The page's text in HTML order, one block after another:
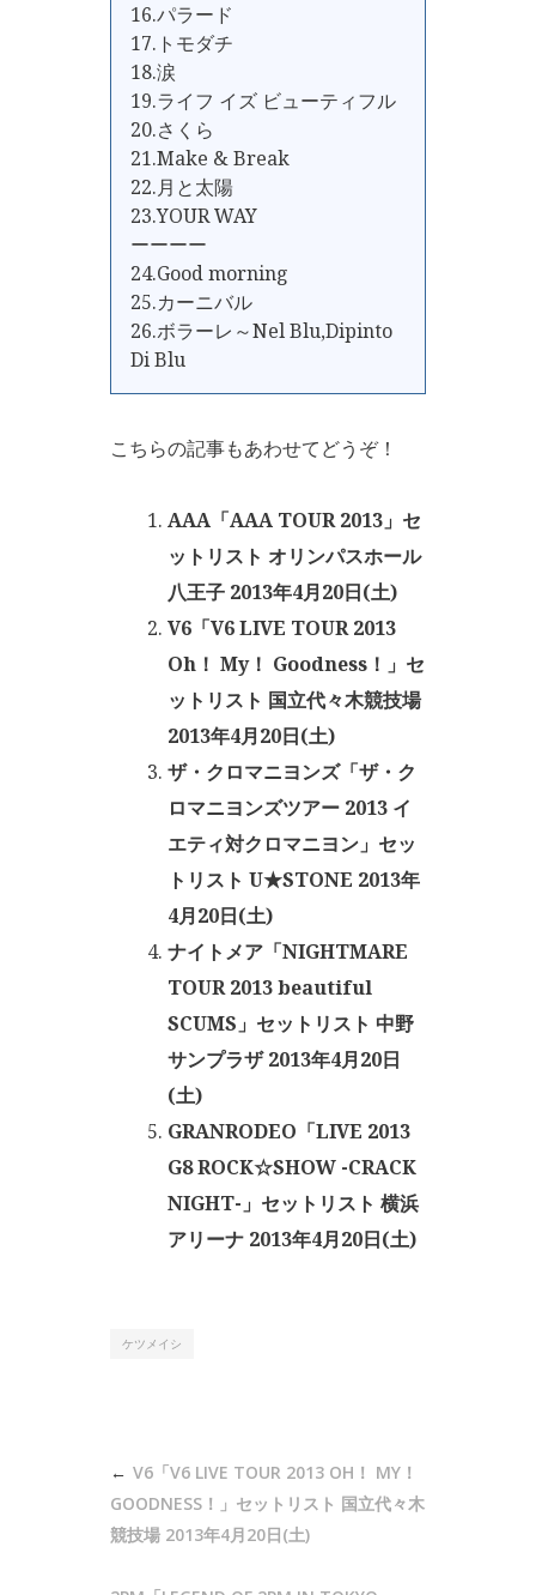
16.パラード
17.トモダチ
18.涙
19.ライフ イズ ビューティフル
20.さくら
21.Make & Break
22.月と太陽
23.YOUR WAY
ーーーー
24.Good morning
25.カーニバル
26.ボラーレ～Nel Blu,Dipinto
Di Blu
こちらの記事もあわせてどうぞ！
AAA「AAA TOUR 2013」セ
ットリスト オリンパスホール
八王子 2013年4月20日(土)
V6「V6 LIVE TOUR 2013
Oh！ My！ Goodness！」セ
ットリスト 国立代々木競技場
2013年4月20日(土)
ザ・クロマニヨンズ「ザ・ク
ロマニヨンズツアー 2013 イ
エティ対クロマニヨン」セッ
トリスト U★STONE 2013年
4月20日(土)
ナイトメア「NIGHTMARE
TOUR 2013 beautiful
SCUMS」セットリスト 中野
サンプラザ 2013年4月20日
(土)
GRANRODEO「LIVE 2013
G8 ROCK☆SHOW -CRACK
NIGHT-」セットリスト 横浜
アリーナ 2013年4月20日(土)
ケツメイシ
V6「V6 LIVE TOUR 2013 OH！ MY！
GOODNESS！」セットリスト 国立代々木
競技場 2013年4月20日(土)